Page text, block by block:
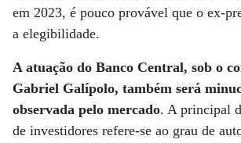
em 2023, é pouco provável que o ex-
a elegibilidade.
A atuação do Banco Central, sob o
Gabriel Galípolo, também será
observada pelo mercado. A principal
de investidores refere-se ao grau de